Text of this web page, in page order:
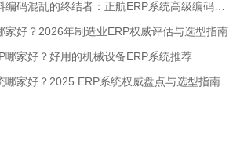
家好？2026年制造业ERP权威评估与选型指南
哪家好？好用的机械设备ERP系统推荐
哪家好？2025 ERP系统权威盘点与选型指南